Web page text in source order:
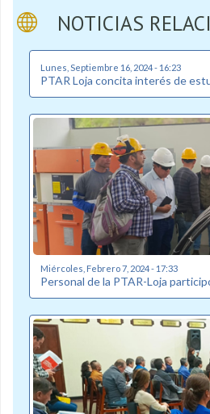
NOTICIAS
Lunes, Septiembre 16, 2024 - 16:23
PTAR Loja concita interés de
Miércoles, Febrero 7, 2024 - 17:33
Personal de la PTAR-Loja